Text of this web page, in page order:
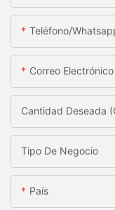
Teléfono/
Correo Electrónico
Cantidad Deseada
Tipo De Negocio
País